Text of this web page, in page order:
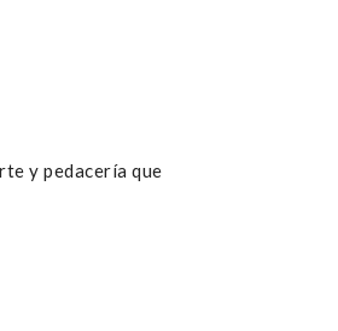
y pedacería que